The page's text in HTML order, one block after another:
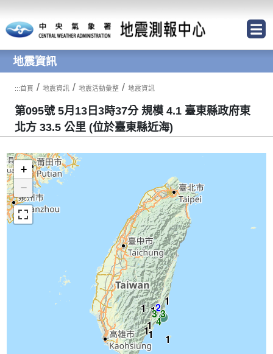
地震資訊
:::首頁 / 地震資訊 / 地震活動彙整 / 地震資訊
第095號 5月13日3時37分 規模 4.1 臺東縣政府東
北方 33.5 公里 (位於臺東縣近海)
1
1
1
1
1
1
1
23
3
4
+
−